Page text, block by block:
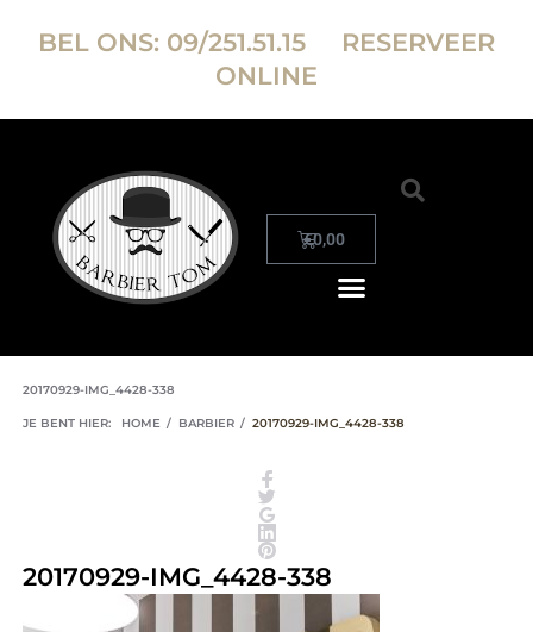
BEL ONS: 09/251.51.15
RESERVEER
ONLINE
€0,00
20170929-IMG_4428-338
JE BENT HIER: HOME / BARBIER / 20170929-IMG_4428-338
20170929-IMG_4428-338